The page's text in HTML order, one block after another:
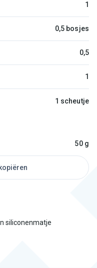
1
0,5 bosjes
0,5
1
1 scheutje
50 g
siliconenmatje